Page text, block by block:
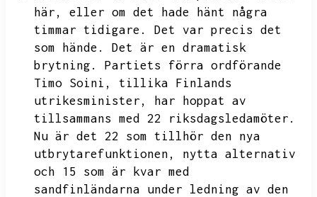
här,
eller om det hade hänt några
timmar tidigare.
Det var precis det
som hände.
Det är en dramatisk
brytning.
Partiets förra ordförande
Timo Soini,
tillika Finlands
utrikesminister,
har hoppat av
tillsammans med 22 riksdagsledamöter.
Nu är det 22 som tillhör den nya
utbrytarefunktionen,
nytta alternativ
och 15 som är kvar med
sandfinländarna under ledning av den